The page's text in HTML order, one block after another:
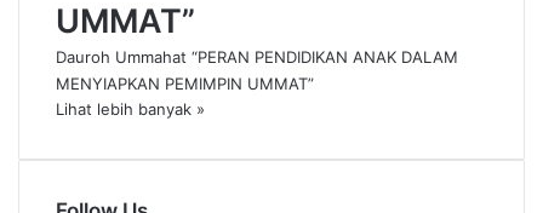
UMMAT”
Dauroh Ummahat “PERAN PENDIDIKAN ANAK DALAM
MENYIAPKAN PEMIMPIN UMMAT”
Lihat lebih banyak »